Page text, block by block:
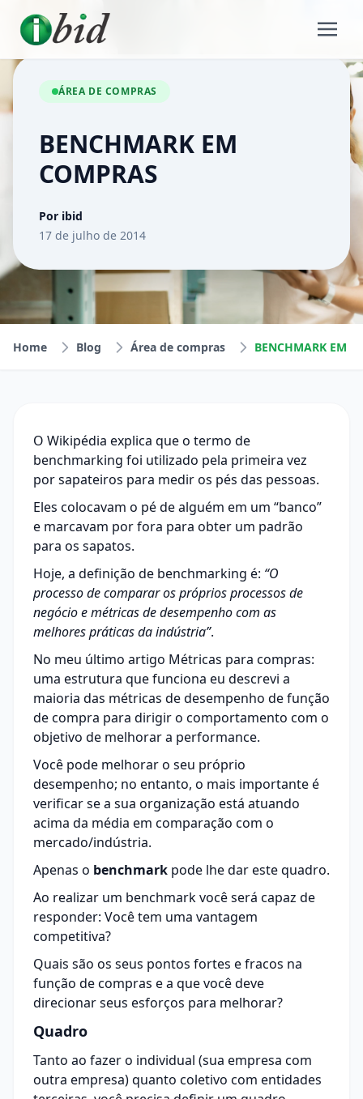
ÁREA DE COMPRAS
BENCHMARK EM
COMPRAS
Por ibid
17 de julho de 2014
Home Blog Área de compras
O Wikipédia explica que o termo de
benchmarking foi utilizado pela primeira vez
por sapateiros para medir os pés das pessoas.
Eles colocavam o pé de alguém em um “banco”
e marcavam por fora para obter um padrão
para os sapatos.
Hoje, a definição de benchmarking é: “O
processo de comparar os próprios processos de
negócio e métricas de desempenho com as
melhores práticas da indústria”.
No meu último artigo Métricas para compras:
uma estrutura que funciona eu descrevi a
maioria das métricas de desempenho de função
de compra para dirigir o comportamento com o
objetivo de melhorar a performance.
Você pode melhorar o seu próprio
desempenho; no entanto, o mais importante é
verificar se a sua organização está atuando
acima da média em comparação com o
mercado/indústria.
Apenas o benchmark pode lhe dar este quadro.
Ao realizar um benchmark você será capaz de
responder: Você tem uma vantagem
competitiva?
Quais são os seus pontos fortes e fracos na
função de compras e a que você deve
direcionar seus esforços para melhorar?
Quadro
Tanto ao fazer o individual (sua empresa com
outra empresa) quanto coletivo com entidades